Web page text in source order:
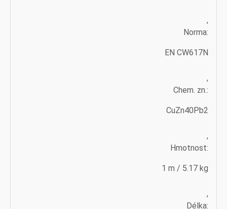
,
Norma:
EN CW617N
,
Chem. zn.:
CuZn40Pb2
,
Hmotnost:
1 m / 5.17 kg
,
Délka: